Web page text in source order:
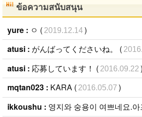
ข้อความสนับสนุน
yure : ㅇ ( 2019.12.14)
atusi : がんばってくださいね。 (
atusi : 応募しています！ ( 2016.09.22 )
mqtan023 : KARA ( 2016.05.07 )
ikkoushu : 영지와 숭용이 여쁘네요.